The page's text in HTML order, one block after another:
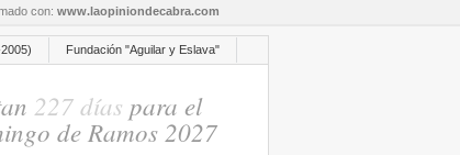
con: www.laopiniondecabra.com
Fundación "Aguilar y Eslava"
227 días para el
de Ramos 2027